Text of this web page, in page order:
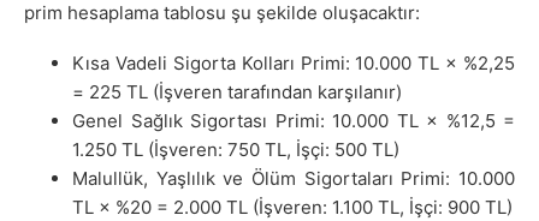
prim hesaplama tablosu şu şekilde oluşacaktır:
Kısa Vadeli Sigorta Kolları Primi: 10.000 TL × %2,25
= 225 TL (İşveren tarafından karşılanır)
Genel Sağlık Sigortası Primi: 10.000 TL × %12,5 =
1.250 TL (İşveren: 750 TL, İşçi: 500 TL)
Malullük, Yaşlılık ve Ölüm Sigortaları Primi: 10.000
TL × %20 = 2.000 TL (İşveren: 1.100 TL, İşçi: 900 TL)